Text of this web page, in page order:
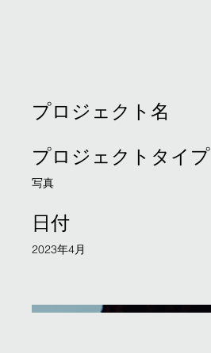
プロジェクト名
プロジェクトタイプ
写真
日付
2023年4月